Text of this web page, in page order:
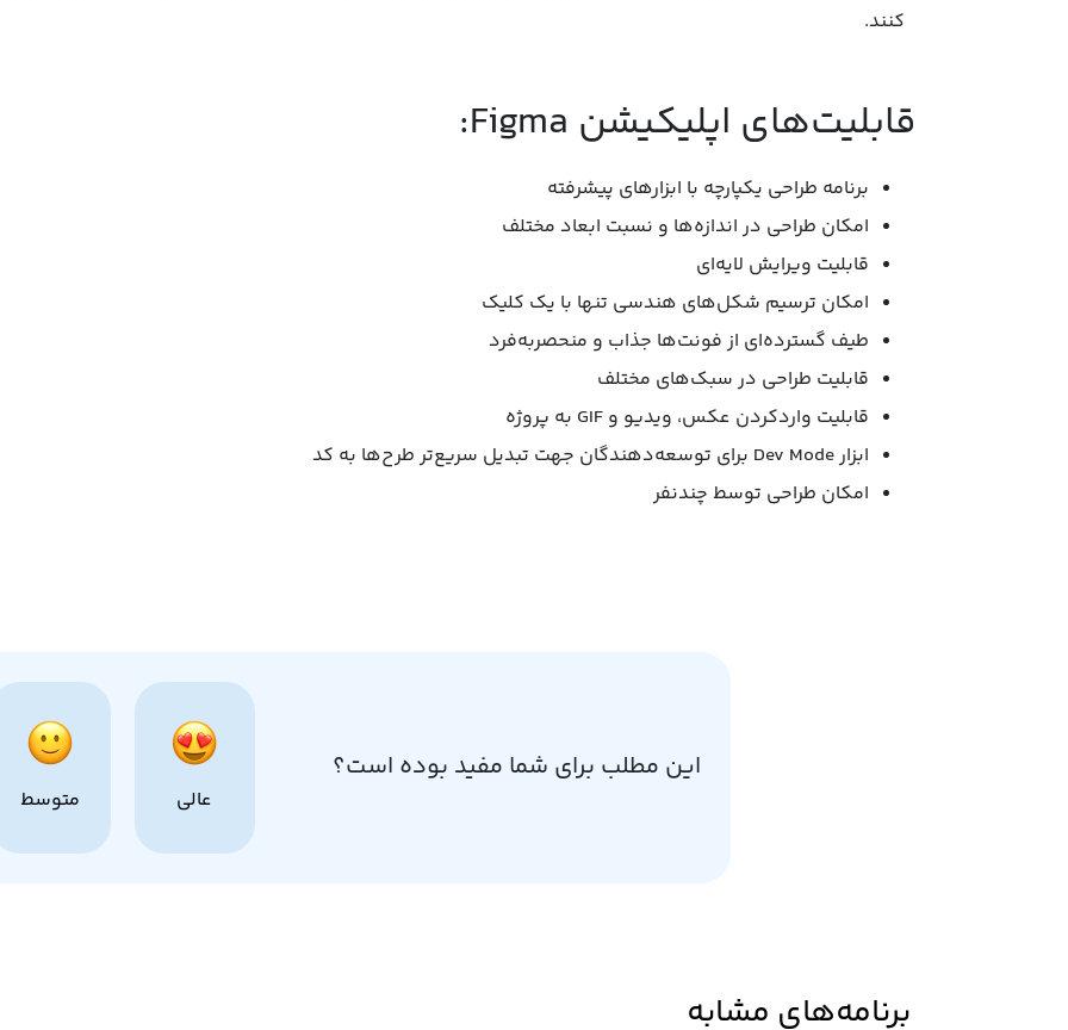
کنند.
قابلیت‌های اپلیکیشن Figma:
برنامه طراحی یکپارچه با ابزارهای پیشرفته
امکان طراحی در اندازه‌ها و نسبت ابعاد مختلف
قابلیت ویرایش لایه‌ای
امکان ترسیم شکل‌های هندسی تنها با یک کلیک
طیف گسترده‌ای از فونت‌ها جذاب و منحصربه‌فرد
قابلیت طراحی در سبک‌های مختلف
قابلیت واردکردن عکس، ویدیو و GIF به پروژه
ابزار Dev Mode برای توسعه‌دهندگان جهت تبدیل سریع‌تر طرح‌ها به کد
امکان طراحی توسط چندنفر
این مطلب برای شما مفید بوده است؟
عالی متوسط
برنامه‌های مشابه